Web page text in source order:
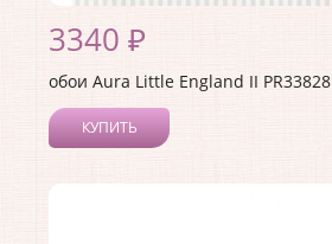
3340 ₽
обои Aura Little England II PR33828
КУПИТЬ